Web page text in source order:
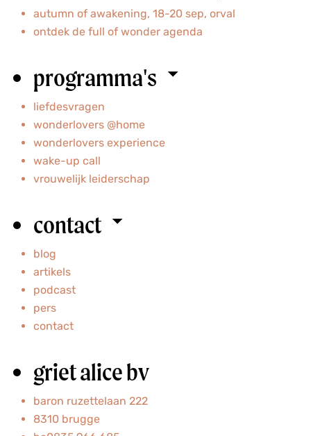
autumn of awakening, 18-20 sep, orval
ontdek de full of wonder agenda
programma's
liefdesvragen
wonderlovers @home
wonderlovers experience
wake-up call
vrouwelijk leiderschap
contact
blog
artikels
podcast
pers
contact
griet alice bv
baron ruzettelaan 222
8310 brugge